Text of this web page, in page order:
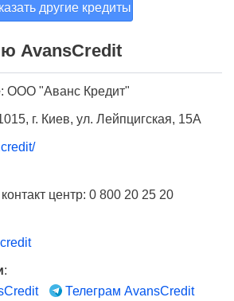
другие кредиты
AvansCredit
: ООО "Аванс Кредит"
г. Киев, ул. Лейпцигская, 15А
центр: 0 800 20 25 20
:
Телеграм AvansCredit